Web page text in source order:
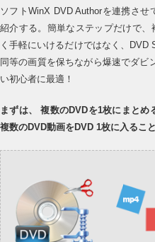
ソフトWinX DVD Authorを連携さ
紹介する。簡単なステップだけで
く手軽にいけるだけではなく、DVD
同等の画質を保ちながら爆速でダビ
い初心者に最適！
まずは、 複数のDVDを1枚にまと
複数のDVD動画をDVD 1枚に入るこ